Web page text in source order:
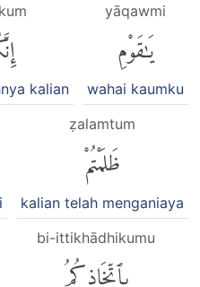
yāqawmi
يَٰقَوْمِ
wahai kaumku
kalian
ẓalamtum
ظَلَمْتُمْ
kalian telah menganiaya
bi-ittikhādhikumu
بِٱتِّخَاذِكُمُ